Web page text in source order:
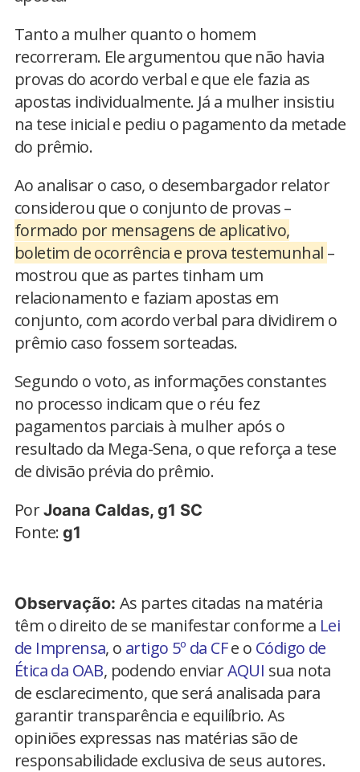
Tanto a mulher quanto o homem
recorreram. Ele argumentou que não havia
provas do acordo verbal e que ele fazia as
apostas individualmente. Já a mulher insistiu
na tese inicial e pediu o pagamento da metade
do prêmio.
Ao analisar o caso, o desembargador relator
considerou que o conjunto de provas –
formado por mensagens de aplicativo,
boletim de ocorrência e prova testemunhal –
mostrou que as partes tinham um
relacionamento e faziam apostas em
conjunto, com acordo verbal para dividirem o
prêmio caso fossem sorteadas.
Segundo o voto, as informações constantes
no processo indicam que o réu fez
pagamentos parciais à mulher após o
resultado da Mega-Sena, o que reforça a tese
de divisão prévia do prêmio.
PorJoana Caldas, g1 SC
Fonte: g1
Observação: As partes citadas na matéria
têm o direito de se manifestar conforme a Lei
de Imprensa, o artigo 5º da CFe o Código de
Ética da OAB, podendo enviarAQUI sua nota
de esclarecimento, que será analisada para
garantir transparência e equilíbrio. As
opiniões expressas nas matérias são de
responsabilidade exclusiva de seus autores.